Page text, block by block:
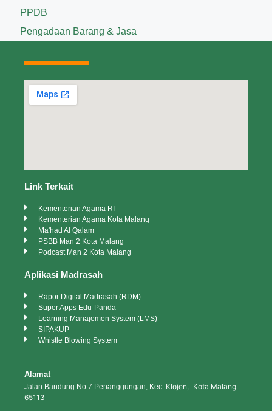
PPDB
Pengadaan Barang & Jasa
Link Terkait
Kementerian Agama RI
Kementerian Agama Kota Malang
Ma'had Al Qalam
PSBB Man 2 Kota Malang
Podcast Man 2 Kota Malang
Aplikasi Madrasah
Rapor Digital Madrasah (RDM)
Super Apps Edu-Panda
Learning Manajemen System (LMS)
SIPAKUP
Whistle Blowing System
Alamat
Jalan Bandung No.7 Penanggungan, Kec. Klojen, Kota Malang
65113